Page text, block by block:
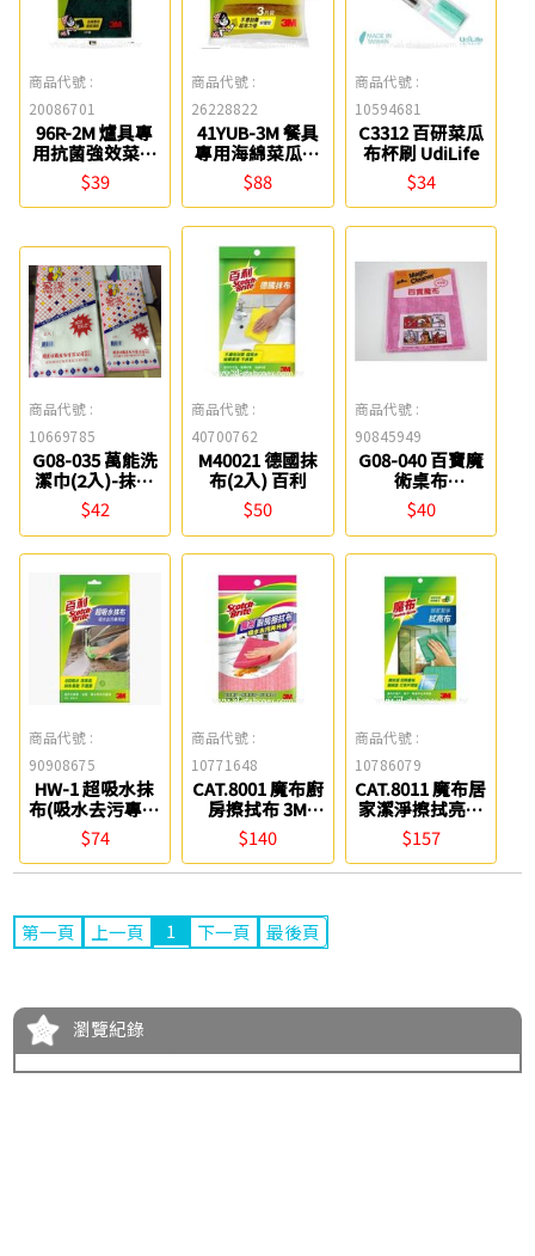
商品代號 :
20086701
96R-2M 爐具專
用抗菌強效菜瓜
布(2入裝) 百利
$39
商品代號 :
26228822
41YUB-3M 餐具
專用海綿菜瓜布
(3入) 06240340
3M
$88
商品代號 :
10594681
C3312 百研菜瓜
布杯刷 UdiLife
$34
商品代號 :
10669785
G08-035 萬能洗
潔巾(2入)-抹布
盈潔 06230400
$42
商品代號 :
40700762
M40021 德國抹
布(2入) 百利
$50
商品代號 :
90845949
G08-040 百寶魔
術桌布
06230070
$40
商品代號 :
90908675
HW-1 超吸水抹
布(吸水去污專用
型) 3M
$74
商品代號 :
10771648
CAT.8001 魔布廚
房擦拭布 3M
06230550
$140
商品代號 :
10786079
CAT.8011 魔布居
家潔淨擦拭亮布
3M
$157
第一頁 上一頁 1 下一頁 最後頁
瀏覽紀錄